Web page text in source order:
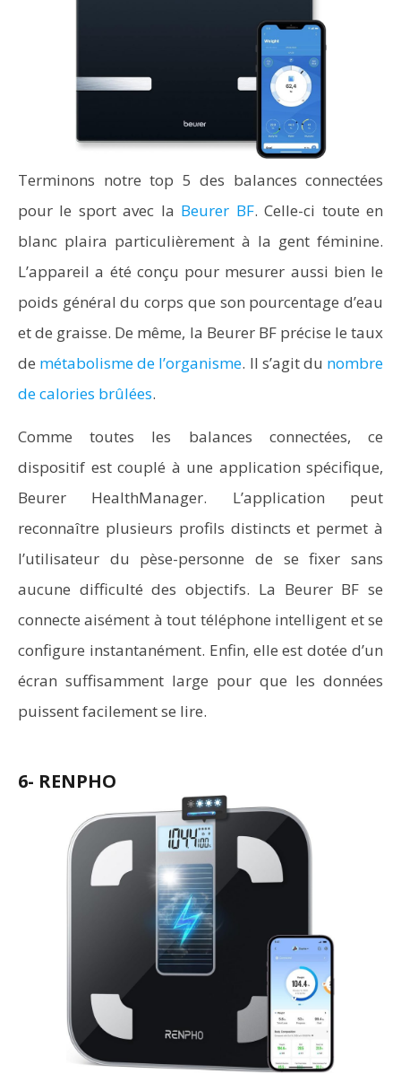
Terminons notre top 5 des balances connectées
pour le sport avec la Beurer BF. Celle-ci toute en
blanc plaira particulièrement à la gent féminine.
L’appareil a été conçu pour mesurer aussi bien le
poids général du corps que son pourcentage d’eau
et de graisse. De même, la Beurer BF précise le taux
de métabolisme de l’organisme. Il s’agit du nombre
de calories brûlées.
Comme toutes les balances connectées, ce
dispositif est couplé à une application spécifique,
Beurer HealthManager. L’application peut
reconnaître plusieurs profils distincts et permet à
l’utilisateur du pèse-personne de se fixer sans
aucune difficulté des objectifs. La Beurer BF se
connecte aisément à tout téléphone intelligent et se
configure instantanément. Enfin, elle est dotée d’un
écran suffisamment large pour que les données
puissent facilement se lire.
6- RENPHO